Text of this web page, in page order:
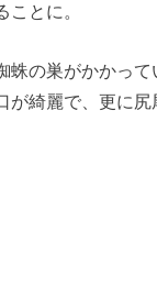
とに。
蛛の巣がかかっ
が綺麗で、更に尻